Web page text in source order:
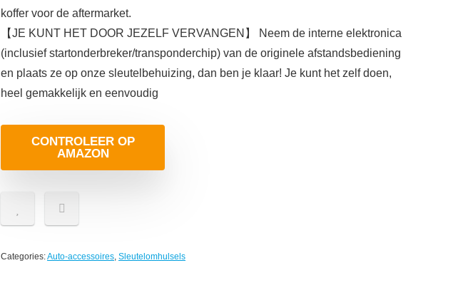
koffer voor de aftermarket.
【JE KUNT HET DOOR JEZELF VERVANGEN】 Neem de interne elektronica
(inclusief startonderbreker/transponderchip) van de originele afstandsbediening
en plaats ze op onze sleutelbehuizing, dan ben je klaar! Je kunt het zelf doen,
heel gemakkelijk en eenvoudig
CONTROLEER OP
AMAZON
Categories:Auto-accessoires, Sleutelomhulsels